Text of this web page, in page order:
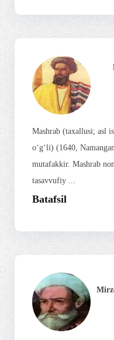
Mashrab (taxallusi; asl
oʻgʻli) (1640,
mutafakkir. Mashrab
tasavvufiy ...
Batafsil